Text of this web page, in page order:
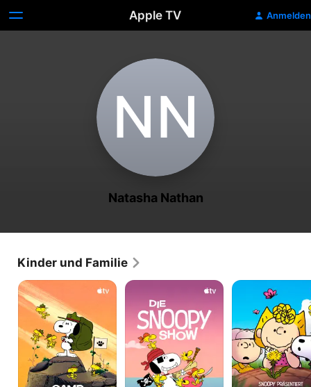
Apple TV Anmelden
N‌N
Natasha Nathan
Kinder und Familie
Camp
Snoopy
Die
Show
Snoopy
präsentiert:
die
kleinen
Dinge,
Charlie
Brown